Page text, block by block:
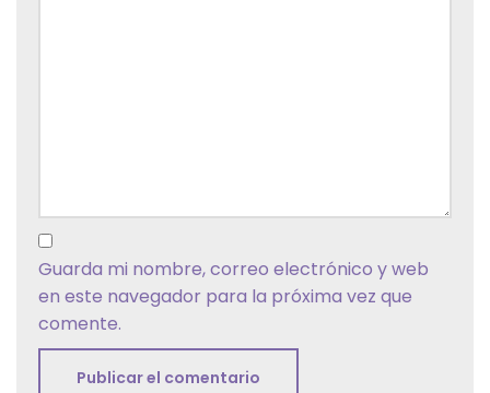
Guarda mi nombre, correo electrónico y web
en este navegador para la próxima vez que
comente.